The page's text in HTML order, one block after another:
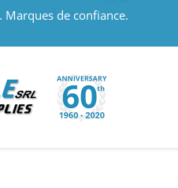
de confiance.